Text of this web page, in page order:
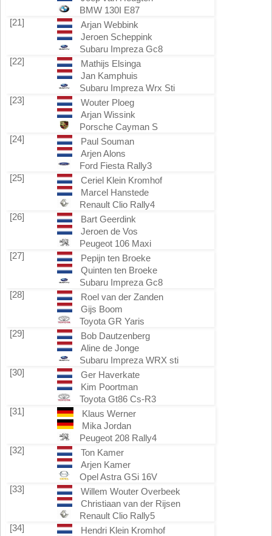
BMW 130I E87
[21]
Arjan Webbink
Jeroen Scheppink
Subaru Impreza Gc8
[22]
Mathijs Elsinga
Jan Kamphuis
Subaru Impreza Wrx Sti
[23]
Wouter Ploeg
Arjan Wissink
Porsche Cayman S
[24]
Paul Souman
Arjen Alons
Ford Fiesta Rally3
[25]
Ceriel Klein Kromhof
Marcel Hanstede
Renault Clio Rally4
[26]
Bart Geerdink
Jeroen de Vos
Peugeot 106 Maxi
[27]
Pepijn ten Broeke
Quinten ten Broeke
Subaru Impreza Gc8
[28]
Roel van der Zanden
Gijs Boom
Toyota GR Yaris
[29]
Bob Dautzenberg
Aline de Jonge
Subaru Impreza WRX sti
[30]
Ger Haverkate
Kim Poortman
Toyota Gt86 Cs-R3
[31]
Klaus Werner
Mika Jordan
Peugeot 208 Rally4
[32]
Ton Kamer
Arjen Kamer
Opel Astra GSi 16V
[33]
Willem Wouter Overbeek
Christiaan van der Rijsen
Renault Clio Rally5
[34]
Hendri Klein Kromhof